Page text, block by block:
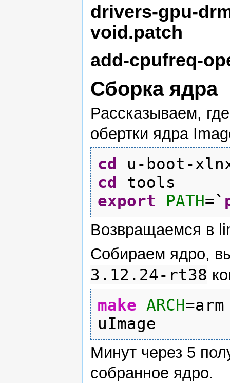
drivers-gpu-
void.patch
add-cpufreq-
Сборка ядра
Рассказываем,
обертки ядра
cd
u-boot-
cd
tools
export
PATH=`
Возвращаемся в
Собираем ядро,
3.12.24-rt38
make ARCH
uImage
Минут через 5
собранное ядро.